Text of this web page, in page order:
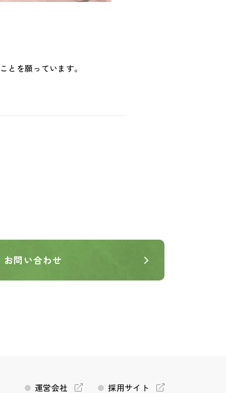
とを願っています。
お問い合わせ
運営会社 採用サイト